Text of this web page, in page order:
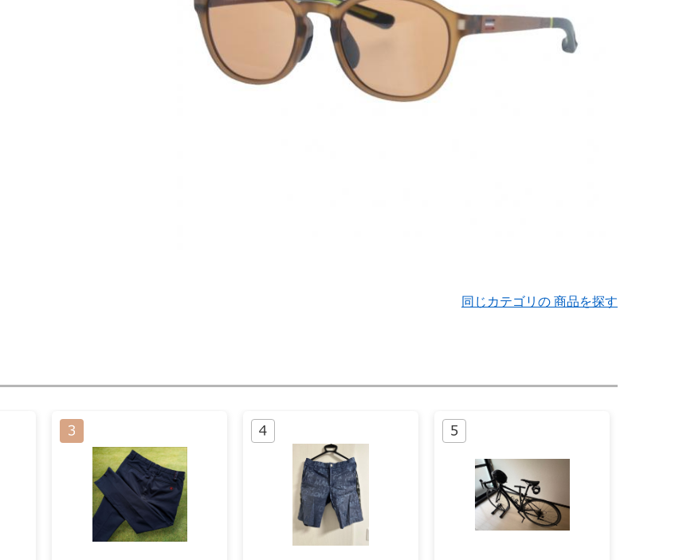
同じカテゴリの 商品を探す